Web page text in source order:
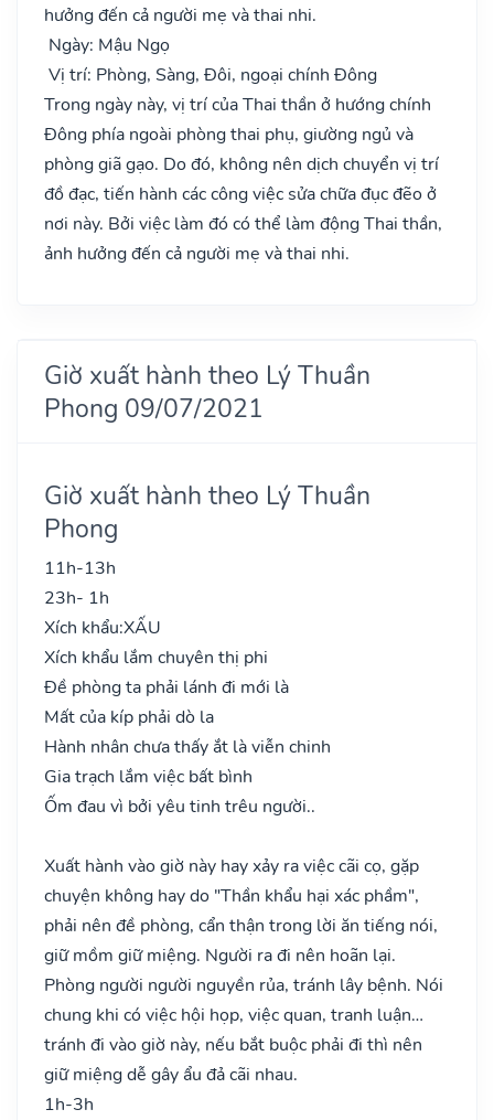
hưởng đến cả người mẹ và thai nhi.
Ngày: Mậu Ngọ
Vị trí: Phòng, Sàng, Đôi, ngoại chính Đông
Trong ngày này, vị trí của Thai thần ở hướng chính
Đông phía ngoài phòng thai phụ, giường ngủ và
phòng giã gạo. Do đó, không nên dịch chuyển vị trí
đồ đạc, tiến hành các công việc sửa chữa đục đẽo ở
nơi này. Bởi việc làm đó có thể làm động Thai thần,
ảnh hưởng đến cả người mẹ và thai nhi.
Giờ xuất hành theo Lý Thuần
Phong 09/07/2021
Giờ xuất hành theo Lý Thuần
Phong
11h-13h
23h- 1h
Xích khẩu:XẤU
Xích khẩu lắm chuyên thị phi
Đề phòng ta phải lánh đi mới là
Mất của kíp phải dò la
Hành nhân chưa thấy ắt là viễn chinh
Gia trạch lắm việc bất bình
Ốm đau vì bởi yêu tinh trêu người..
Xuất hành vào giờ này hay xảy ra việc cãi cọ, gặp
chuyện không hay do "Thần khẩu hại xác phầm",
phải nên đề phòng, cẩn thận trong lời ăn tiếng nói,
giữ mồm giữ miệng. Người ra đi nên hoãn lại.
Phòng người người nguyền rủa, tránh lây bệnh. Nói
chung khi có việc hội họp, việc quan, tranh luận…
tránh đi vào giờ này, nếu bắt buộc phải đi thì nên
giữ miệng dễ gây ẩu đả cãi nhau.
1h-3h